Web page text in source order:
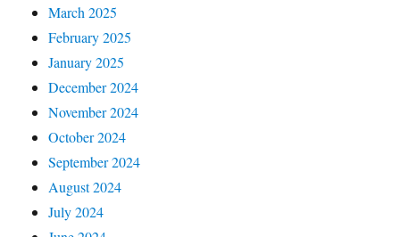
March 2025
February 2025
January 2025
December 2024
November 2024
October 2024
September 2024
August 2024
July 2024